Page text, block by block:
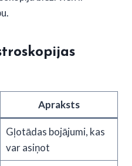
Apraksts
Gļotādas bojājumi, kas
var asiņot